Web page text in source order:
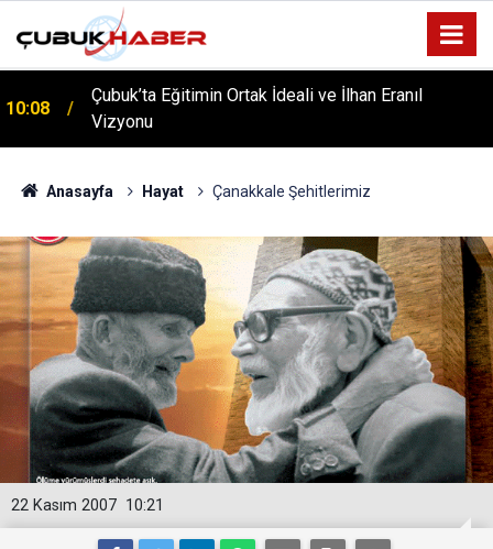
12:06
ÇUBUK’TA ‘YAZA MERHABA’ COŞKUSU: Kursiyerler
Gönüllerince Eğlendi!
Anasayfa Hayat Çanakkale Şehitlerimiz
10:21
22 Kasım 2007